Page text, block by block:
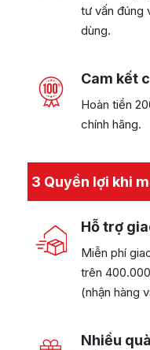
tư vấn đúng
dùng.
Cam kết
Hoàn tiền
chính hãng.
3 Quyền lợi khi
Hỗ trợ
Miễn phí
trên
(nhận hàng
Nhiều